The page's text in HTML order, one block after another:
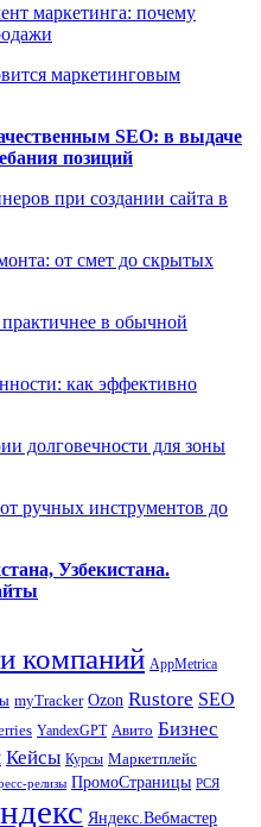
маркетинга: почему
маркетинговым
SEO: в выдаче
позиций
при создании сайта в
от смет до скрытых
в обычной
как эффективно
долговечности для зоны
ручных инструментов до
Узбекистана.
компаний AppMetrica
myTracker Ozon Rustore SEO
YandexGPT Авито Бизнес
Кейсы Курсы Маркетплейс
релизы ПромоСтраницы РСЯ
Яндекс.Вебмастер